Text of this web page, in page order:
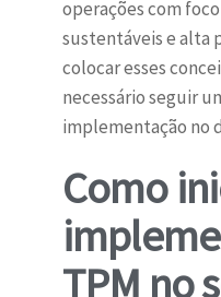
operações com
sustentáveis e alta
colocar esses
necessário seguir
implementação no
Como
TPM no